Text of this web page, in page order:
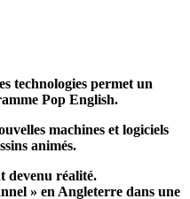
technologies permet un
Pop English.
machines et logiciels
animés.
devenu réalité.
» en Angleterre dans une